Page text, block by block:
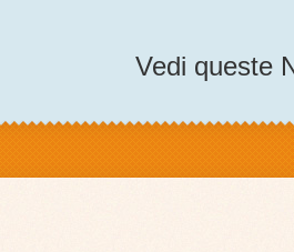
Vedi queste